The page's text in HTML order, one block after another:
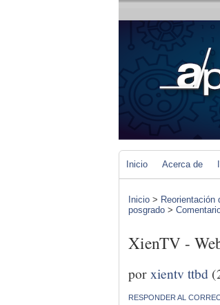
Inicio Acerca de
Inicio >
posgrado >
XienTV -
porxientv ttbd
RESPONDER AL